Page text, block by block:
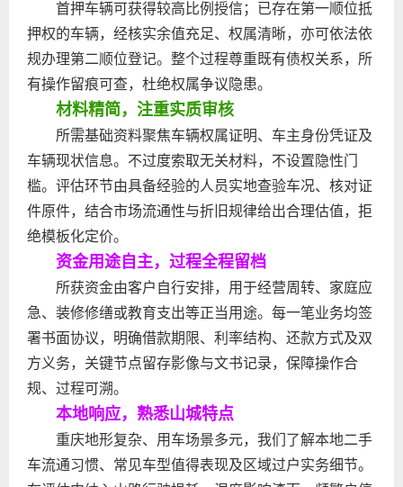
首押车辆可获得较高比例授信；已存在第一顺位抵
押权的车辆，经核实余值充足、权属清晰，亦可依法依
规办理第二顺位登记。整个过程尊重既有债权关系，所
有操作留痕可查，杜绝权属争议隐患。
材料精简，注重实质审核
所需基础资料聚焦车辆权属证明、车主身份凭证及
车辆现状信息。不过度索取无关材料，不设置隐性门
槛。评估环节由具备经验的人员实地查验车况、核对证
件原件，结合市场流通性与折旧规律给出合理估值，拒
绝模板化定价。
资金用途自主，过程全程留档
所获资金由客户自行安排，用于经营周转、家庭应
急、装修修缮或教育支出等正当用途。每一笔业务均签
署书面协议，明确借款期限、利率结构、还款方式及双
方义务，关键节点留存影像与文书记录，保障操作合
规、过程可溯。
本地响应，熟悉山城特点
重庆地形复杂、用车场景多元，我们了解本地二手
车流通习惯、常见车型值得表现及区域过户实务细节。